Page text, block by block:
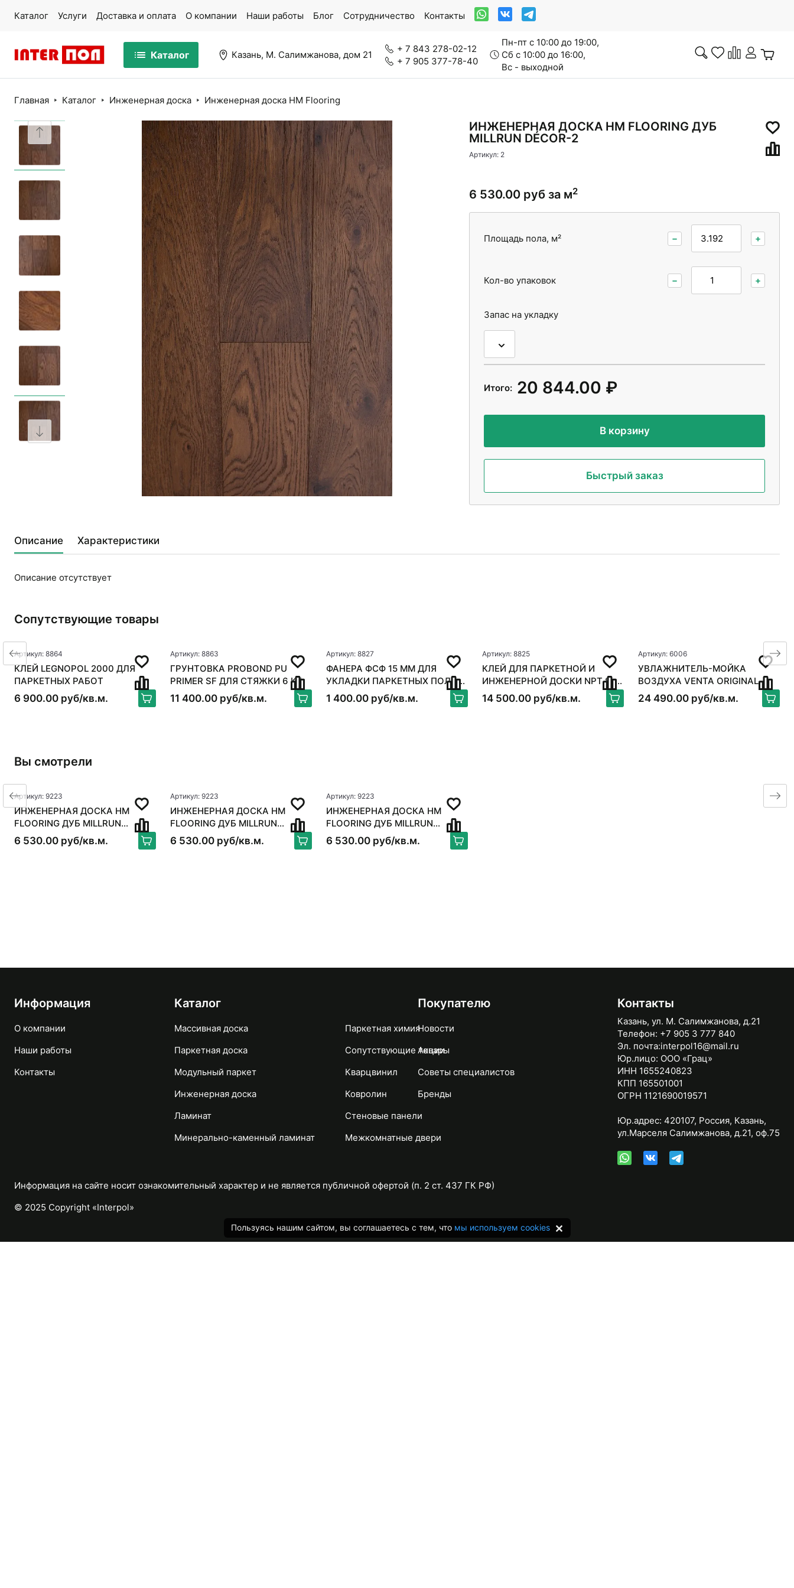
Каталог Услуги Доставка и оплата О компании Наши работы Блог Сотрудничество Контакты
Каталог Казань, М. Салимжанова, дом 21
+ 7 843 278-02-12
+ 7 905 377-78-40
Пн-пт с 10:00 до 19:00,
Сб с 10:00 до 16:00,
Вс - выходной
Массивная доска Паркетная доска Модульный паркет Инженерная доска
Минерально-каменный ламинат Паркетная химия
Ковролин Межкомнатные двери
Главная Каталог Инженерная доска Инженерная доска HM Flooring
ИНЖЕНЕРНАЯ ДОСКА HM FLOORING ДУБ
MILLRUN DÉCOR-2
Артикул: 2
6 530.00 руб за м2
Площадь пола, м² − +
Кол-во упаковок − +
Запас на укладку
Итого: 20 844.00 ₽
В корзину
Быстрый заказ
Описание Характеристики
Описание отсутствует
Сопутствующие товары
Артикул: 8864
КЛЕЙ LEGNOPOL 2000 ДЛЯ
ПАРКЕТНЫХ РАБОТ
6 900.00 руб/кв.м.
Артикул: 8863
ГРУНТОВКА PROBOND PU
PRIMER SF ДЛЯ СТЯЖКИ 6 КГ
11 400.00 руб/кв.м.
Артикул: 8827
ФАНЕРА ФСФ 15 ММ ДЛЯ
УКЛАДКИ ПАРКЕТНЫХ ПОЛОВ
250*250ММ
1 400.00 руб/кв.м.
Артикул: 8825
КЛЕЙ ДЛЯ ПАРКЕТНОЙ И
ИНЖЕНЕРНОЙ ДОСКИ NPT S-
BOND FLEX
14 500.00 руб/кв.м.
Артикул: 6006
УВЛАЖНИТЕЛЬ-МОЙКА
ВОЗДУХА VENTA ORIGINAL
LW15, БЕЛЫЙ
24 490.00 руб/кв.м.
Вы смотрели
Артикул: 9223
ИНЖЕНЕРНАЯ ДОСКА HM
FLOORING ДУБ MILLRUN
DÉCOR-2
6 530.00 руб/кв.м.
Артикул: 9223
ИНЖЕНЕРНАЯ ДОСКА HM
FLOORING ДУБ MILLRUN
DÉCOR-2
6 530.00 руб/кв.м.
Артикул: 9223
ИНЖЕНЕРНАЯ ДОСКА HM
FLOORING ДУБ MILLRUN
DÉCOR-2
6 530.00 руб/кв.м.
Информация
О компании
Наши работы
Контакты
Каталог
Массивная доска
Паркетная доска
Модульный паркет
Инженерная доска
Ламинат
Минерально-каменный ламинат
Паркетная химия
Сопутствующие товары
Кварцвинил
Ковролин
Стеновые панели
Межкомнатные двери
Покупателю
Новости
Акции
Советы специалистов
Бренды
Контакты
Казань, ул. М. Салимжанова, д.21
Телефон: +7 905 3 777 840
Эл. почта:interpol16@mail.ru
Юр.лицо: ООО «Грац»
ИНН 1655240823
КПП 165501001
ОГРН 1121690019571
Юр.адрес: 420107, Россия, Казань,
ул.Марселя Салимжанова, д.21, оф.75
Информация на сайте носит ознакомительный характер и не является публичной офертой (п. 2 ст. 437 ГК РФ)
© 2025 Copyright «Interpol»
Пользуясь нашим сайтом, вы соглашаетесь с тем, что мы используем cookies